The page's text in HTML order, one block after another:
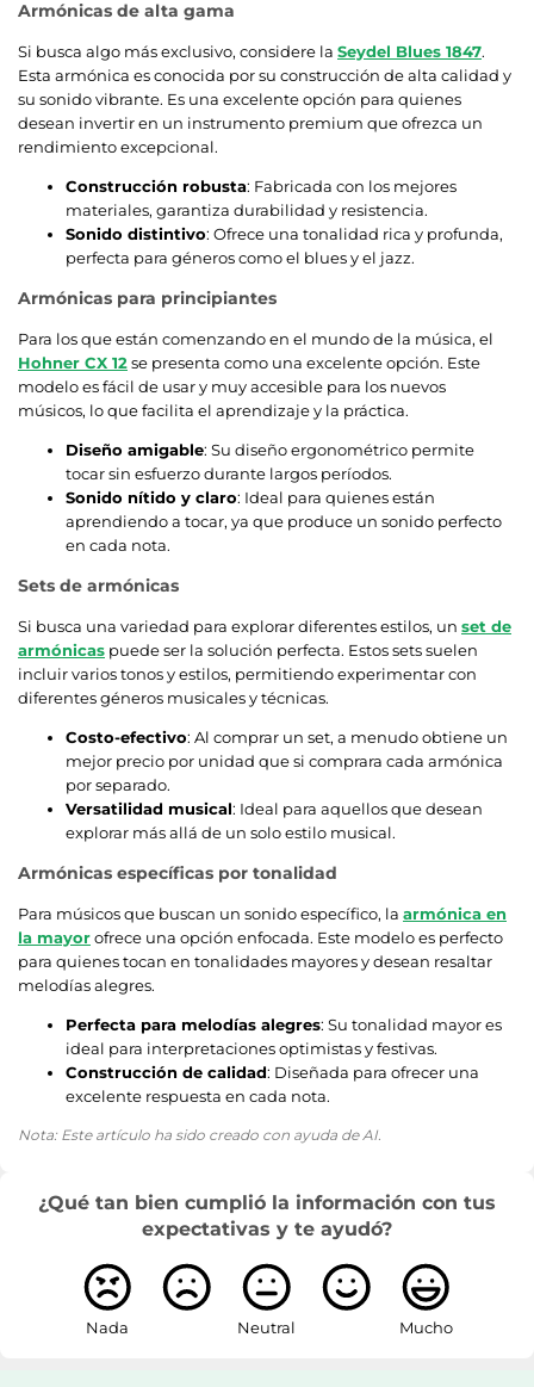
Armónicas de alta gama
Si busca algo más exclusivo, considere la Seydel Blues 1847.
Esta armónica es conocida por su construcción de alta calidad y
su sonido vibrante. Es una excelente opción para quienes
desean invertir en un instrumento premium que ofrezca un
rendimiento excepcional.
Construcción robusta: Fabricada con los mejores
materiales, garantiza durabilidad y resistencia.
Sonido distintivo: Ofrece una tonalidad rica y profunda,
perfecta para géneros como el blues y el jazz.
Armónicas para principiantes
Para los que están comenzando en el mundo de la música, el
Hohner CX 12se presenta como una excelente opción. Este
modelo es fácil de usar y muy accesible para los nuevos
músicos, lo que facilita el aprendizaje y la práctica.
Diseño amigable: Su diseño ergonométrico permite
tocar sin esfuerzo durante largos períodos.
Sonido nítido y claro: Ideal para quienes están
aprendiendo a tocar, ya que produce un sonido perfecto
en cada nota.
Sets de armónicas
Si busca una variedad para explorar diferentes estilos, un set de
armónicas puede ser la solución perfecta. Estos sets suelen
incluir varios tonos y estilos, permitiendo experimentar con
diferentes géneros musicales y técnicas.
Costo-efectivo: Al comprar un set, a menudo obtiene un
mejor precio por unidad que si comprara cada armónica
por separado.
Versatilidad musical: Ideal para aquellos que desean
explorar más allá de un solo estilo musical.
Armónicas específicas por tonalidad
Para músicos que buscan un sonido específico, la armónica en
la mayorofrece una opción enfocada. Este modelo es perfecto
para quienes tocan en tonalidades mayores y desean resaltar
melodías alegres.
Perfecta para melodías alegres: Su tonalidad mayor es
ideal para interpretaciones optimistas y festivas.
Construcción de calidad: Diseñada para ofrecer una
excelente respuesta en cada nota.
Nota: Este artículo ha sido creado con ayuda de AI.
¿Qué tan bien cumplió la información con tus
expectativas y te ayudó?
Nada Neutral Mucho